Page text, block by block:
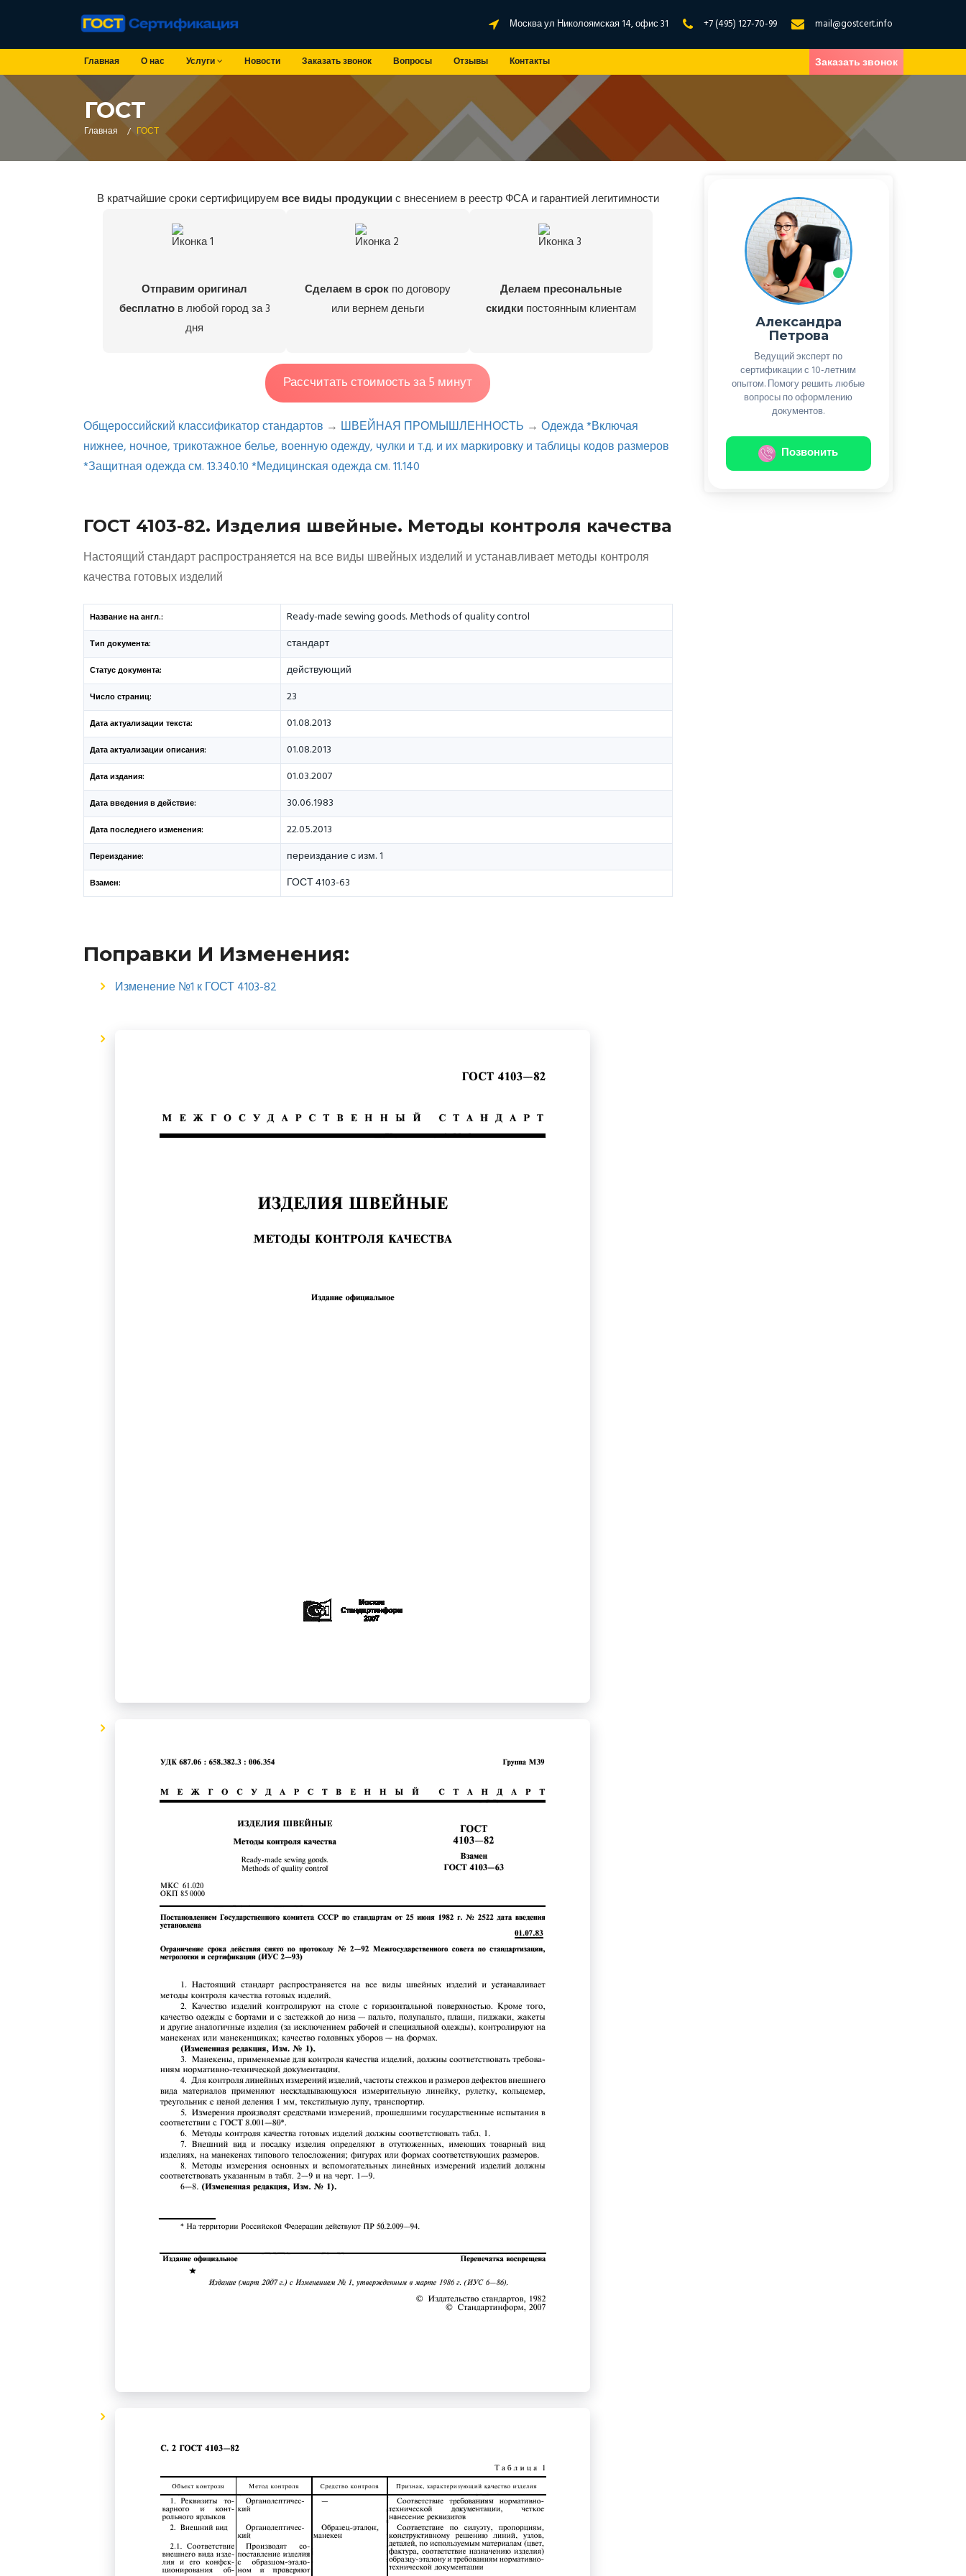
Москва ул Николоямская 14, офис 31 +7 (495) 127-70-99 mail@gostcert.info
Главная О нас Услуги Новости Заказать звонок Вопросы Отзывы Контакты Заказать звонок
ГОСТ
Главная / ГОСТ
В кратчайшие сроки сертифицируем все виды продукциис внесением в реестр ФСА и гарантией легитимности
Отправим оригинал
бесплатнов любой город за 3
дня
Сделаем в срок по договору
или вернем деньги
Делаем пресональные
скидки постоянным клиентам
Рассчитать стоимость за 5 минут
Общероссийский классификатор стандартов → ШВЕЙНАЯ ПРОМЫШЛЕННОСТЬ → Одежда *Включая
нижнее, ночное, трикотажное белье, военную одежду, чулки и т.д. и их маркировку и таблицы кодов размеров
*Защитная одежда см. 13.340.10 *Медицинская одежда см. 11.140
ГОСТ 4103-82. Изделия швейные. Методы контроля качества
Настоящий стандарт распространяется на все виды швейных изделий и устанавливает методы контроля
качества готовых изделий
Название на англ.: Ready-made sewing goods. Methods of quality control
Тип документа: стандарт
Статус документа: действующий
Число страниц: 23
Дата актуализации текста: 01.08.2013
Дата актуализации описания: 01.08.2013
Дата издания: 01.03.2007
Дата введения в действие: 30.06.1983
Дата последнего изменения: 22.05.2013
Переиздание: переиздание с изм. 1
Взамен: ГОСТ 4103-63
Поправки И Изменения:
Изменение №1 к ГОСТ 4103-82
Александра
Петрова
Ведущий эксперт по
сертификации с 10-летним
опытом. Помогу решить любые
вопросы по оформлению
документов.
Позвонить